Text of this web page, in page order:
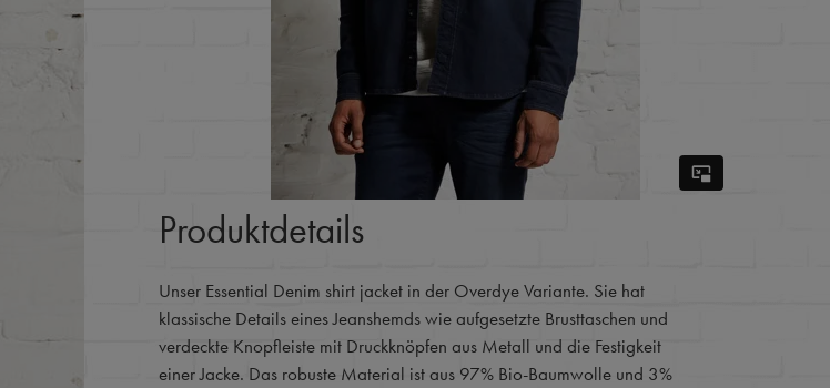
Produktdetails
Unser Essential Denim shirt jacket in der Overdye Variante. Sie hat
klassische Details eines Jeanshemds wie aufgesetzte Brusttaschen und
verdeckte Knopfleiste mit Druckknöpfen aus Metall und die Festigkeit
einer Jacke. Das robuste Material ist aus 97% Bio-Baumwolle und 3%